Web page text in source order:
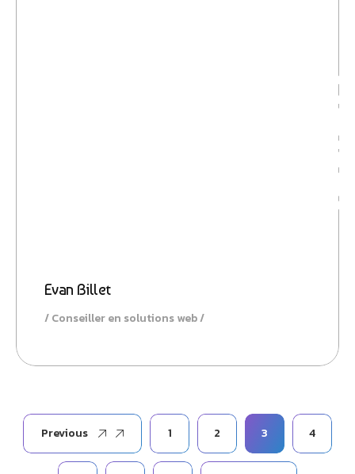
Evan Billet
Conseiller en solutions web
Previous 1 2 3 4